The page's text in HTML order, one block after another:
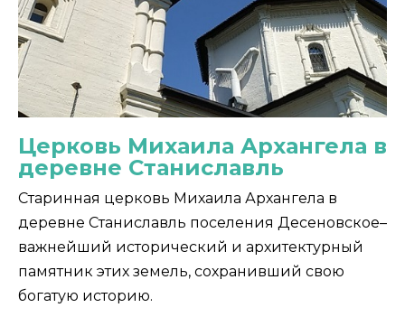
Церковь Михаила Архангела в
деревне Станиславль
Старинная церковь Михаила Архангела в
деревне Станиславль поселения Десеновское–
важнейший исторический и архитектурный
памятник этих земель, сохранивший свою
богатую историю.